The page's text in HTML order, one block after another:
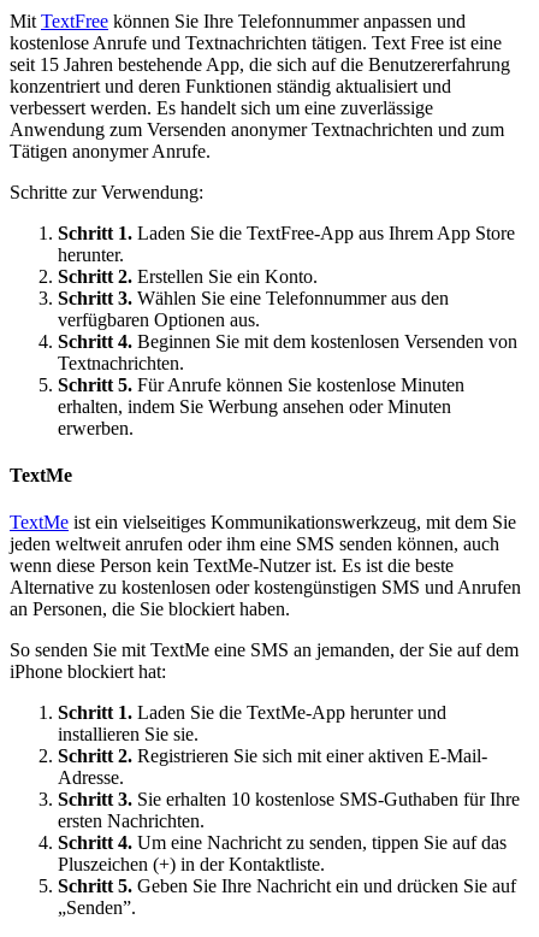
Mit TextFree können Sie Ihre Telefonnummer anpassen und
kostenlose Anrufe und Textnachrichten tätigen. Text Free ist eine
seit 15 Jahren bestehende App, die sich auf die Benutzererfahrung
konzentriert und deren Funktionen ständig aktualisiert und
verbessert werden. Es handelt sich um eine zuverlässige
Anwendung zum Versenden anonymer Textnachrichten und zum
Tätigen anonymer Anrufe.
Schritte zur Verwendung:
Schritt 1. Laden Sie die TextFree-App aus Ihrem App Store
herunter.
Schritt 2. Erstellen Sie ein Konto.
Schritt 3. Wählen Sie eine Telefonnummer aus den
verfügbaren Optionen aus.
Schritt 4. Beginnen Sie mit dem kostenlosen Versenden von
Textnachrichten.
Schritt 5. Für Anrufe können Sie kostenlose Minuten
erhalten, indem Sie Werbung ansehen oder Minuten
erwerben.
TextMe
TextMe ist ein vielseitiges Kommunikationswerkzeug, mit dem Sie
jeden weltweit anrufen oder ihm eine SMS senden können, auch
wenn diese Person kein TextMe-Nutzer ist. Es ist die beste
Alternative zu kostenlosen oder kostengünstigen SMS und Anrufen
an Personen, die Sie blockiert haben.
So senden Sie mit TextMe eine SMS an jemanden, der Sie auf dem
iPhone blockiert hat:
Schritt 1. Laden Sie die TextMe-App herunter und
installieren Sie sie.
Schritt 2. Registrieren Sie sich mit einer aktiven E-Mail-
Adresse.
Schritt 3. Sie erhalten 10 kostenlose SMS-Guthaben für Ihre
ersten Nachrichten.
Schritt 4. Um eine Nachricht zu senden, tippen Sie auf das
Pluszeichen (+) in der Kontaktliste.
Schritt 5. Geben Sie Ihre Nachricht ein und drücken Sie auf
„Senden”.